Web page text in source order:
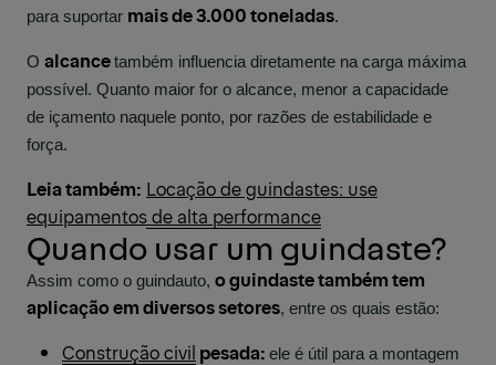
para suportar mais de 3.000 toneladas.
O alcancetambém influencia diretamente na carga máxima
possível. Quanto maior for o alcance, menor a capacidade
de içamento naquele ponto, por razões de estabilidade e
força.
Leia também: Locação de guindastes: use
equipamentos de alta performance
Quando usar um guindaste?
Assim como o guindauto, o guindaste também tem
aplicação em diversos setores, entre os quais estão:
Construção civil pesada: ele é útil para a montagem